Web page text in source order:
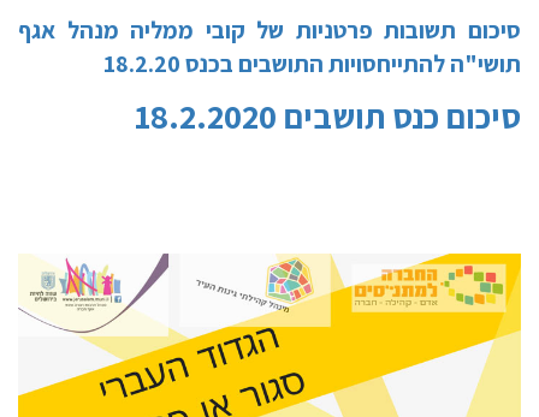
סיכום תשובות פרטניות של קובי ממליה מנהל אגף
תושי"ה להתייחסויות התושבים בכנס 18.2.20
סיכום כנס תושבים 18.2.2020